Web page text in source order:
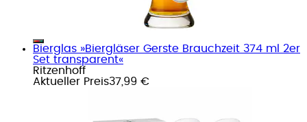
Bierglas »Biergläser Gerste Brauchzeit 374 ml 2er
Set transparent«
Ritzenhoff
Aktueller Preis37,99 €